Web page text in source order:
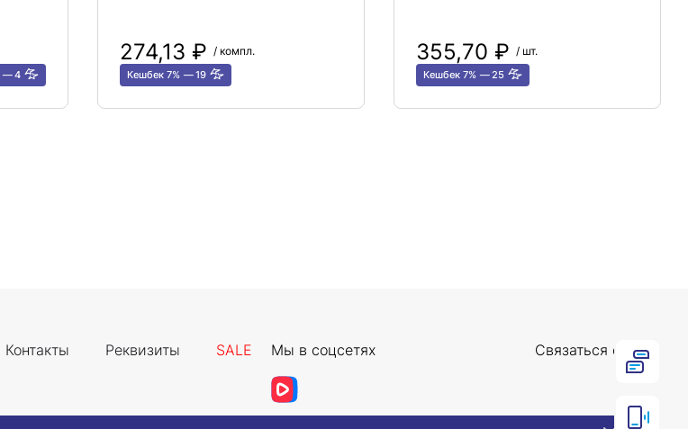
4
274,13 ₽ / компл.
Кешбек 7% 19
355,70 ₽ / шт.
Кешбек 7% 25
Контакты Реквизиты SALE Мы в соцсетях Связаться с нами